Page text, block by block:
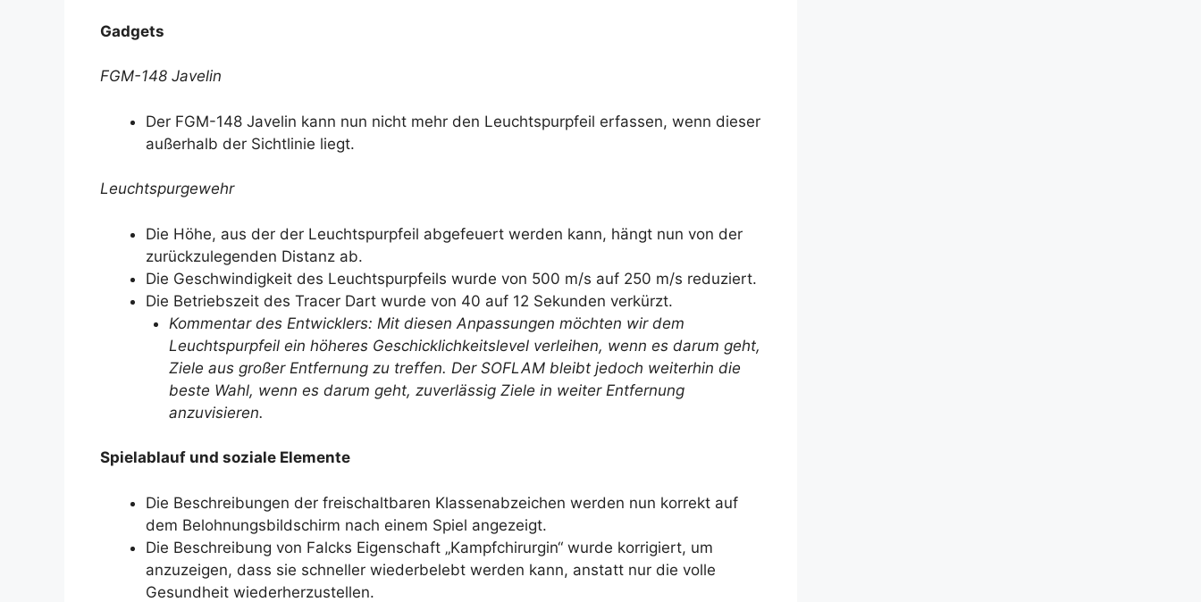
Gadgets
FGM-148 Javelin
Der FGM-148 Javelin kann nun nicht mehr den Leuchtspurpfeil erfassen, wenn dieser
außerhalb der Sichtlinie liegt.
Leuchtspurgewehr
Die Höhe, aus der der Leuchtspurpfeil abgefeuert werden kann, hängt nun von der
zurückzulegenden Distanz ab.
Die Geschwindigkeit des Leuchtspurpfeils wurde von 500 m/s auf 250 m/s reduziert.
Die Betriebszeit des Tracer Dart wurde von 40 auf 12 Sekunden verkürzt.
Kommentar des Entwicklers: Mit diesen Anpassungen möchten wir dem
Leuchtspurpfeil ein höheres Geschicklichkeitslevel verleihen, wenn es darum geht,
Ziele aus großer Entfernung zu treffen. Der SOFLAM bleibt jedoch weiterhin die
beste Wahl, wenn es darum geht, zuverlässig Ziele in weiter Entfernung
anzuvisieren.
Spielablauf und soziale Elemente
Die Beschreibungen der freischaltbaren Klassenabzeichen werden nun korrekt auf
dem Belohnungsbildschirm nach einem Spiel angezeigt.
Die Beschreibung von Falcks Eigenschaft „Kampfchirurgin“ wurde korrigiert, um
anzuzeigen, dass sie schneller wiederbelebt werden kann, anstatt nur die volle
Gesundheit wiederherzustellen.